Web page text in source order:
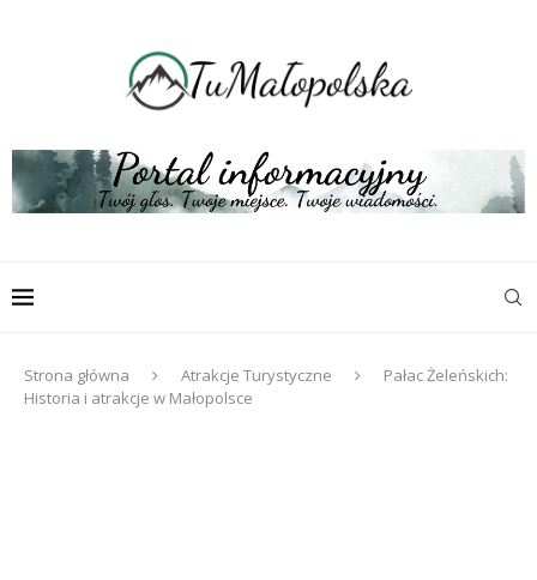
Strona główna Atrakcje Turystyczne
Pałac Żeleńskich:
Historia i atrakcje w Małopolsce